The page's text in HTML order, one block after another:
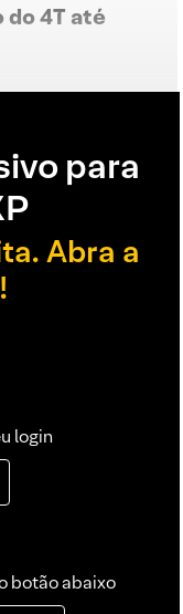
do 4T até
para
Abra a
login
botão abaixo